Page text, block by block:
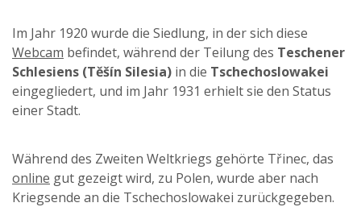
Im Jahr 1920 wurde die Siedlung, in der sich diese
Webcam befindet, während der Teilung des Teschener
Schlesiens (Těšín Silesia) in die Tschechoslowakei
eingegliedert, und im Jahr 1931 erhielt sie den Status
einer Stadt.
Während des Zweiten Weltkriegs gehörte Třinec, das
online gut gezeigt wird, zu Polen, wurde aber nach
Kriegsende an die Tschechoslowakei zurückgegeben.